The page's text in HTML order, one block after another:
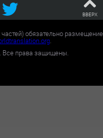
ВВЕРХ
обязательно размещение
.
Все права защищены.